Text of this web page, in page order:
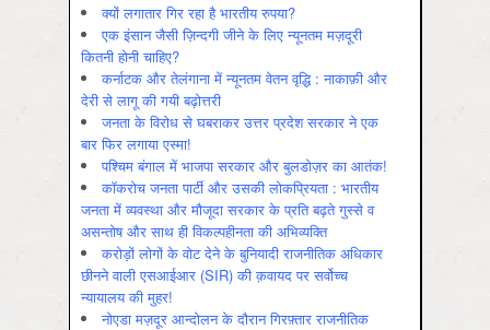
क्यों लगातार गिर रहा है भारतीय रुपया?
एक इंसान जैसी ज़िन्दगी जीने के लिए न्यूनतम मज़दूरी
कितनी होनी चाहिए?
कर्नाटक और तेलंगाना में न्यूनतम वेतन वृद्धि : नाकाफ़ी और
देरी से लागू की गयी बढ़ोत्तरी
जनता के विरोध से घबराकर उत्तर प्रदेश सरकार ने एक
बार फिर लगाया एस्मा!
पश्चिम बंगाल में भाजपा सरकार और बुलडोज़र का आतंक!
कॉकरोच जनता पार्टी और उसकी लोकप्रियता : भारतीय
जनता में व्‍यवस्‍था और मौजूदा सरकार के प्रति बढ़ते गुस्‍से व
असन्‍तोष और साथ ही विकल्‍पहीनता की अभिव्‍यक्ति
करोड़ों लोगों के वोट देने के बुनियादी राजनीतिक अधिकार
छीनने वाली एसआईआर (SIR) की क़वायद पर सर्वोच्च
न्यायालय की मुहर!
नोएडा मज़दूर आन्दोलन के दौरान गिरफ़्तार राजनीतिक